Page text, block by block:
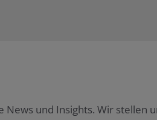
News und Insights. Wir stellen